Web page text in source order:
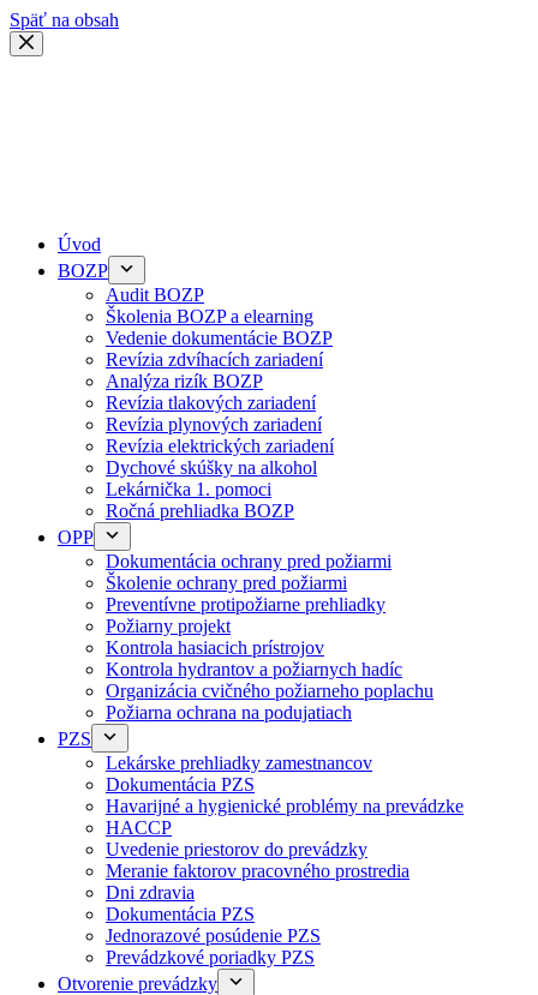
Späť na obsah
Úvod
BOZP
Audit BOZP
Školenia BOZP a elearning
Vedenie dokumentácie BOZP
Revízia zdvíhacích zariadení
Analýza rizík BOZP
Revízia tlakových zariadení
Revízia plynových zariadení
Revízia elektrických zariadení
Dychové skúšky na alkohol
Lekárnička 1. pomoci
Ročná prehliadka BOZP
OPP
Dokumentácia ochrany pred požiarmi
Školenie ochrany pred požiarmi
Preventívne protipožiarne prehliadky
Požiarny projekt
Kontrola hasiacich prístrojov
Kontrola hydrantov a požiarnych hadíc
Organizácia cvičného požiarneho poplachu
Požiarna ochrana na podujatiach
PZS
Lekárske prehliadky zamestnancov
Dokumentácia PZS
Havarijné a hygienické problémy na prevádzke
HACCP
Uvedenie priestorov do prevádzky
Meranie faktorov pracovného prostredia
Dni zdravia
Dokumentácia PZS
Jednorazové posúdenie PZS
Prevádzkové poriadky PZS
Otvorenie prevádzky